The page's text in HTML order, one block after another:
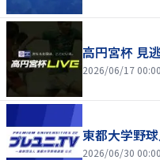
高円宮杯 見
2026/06/17 00:00
東都大学野球
2026/06/30 00:00